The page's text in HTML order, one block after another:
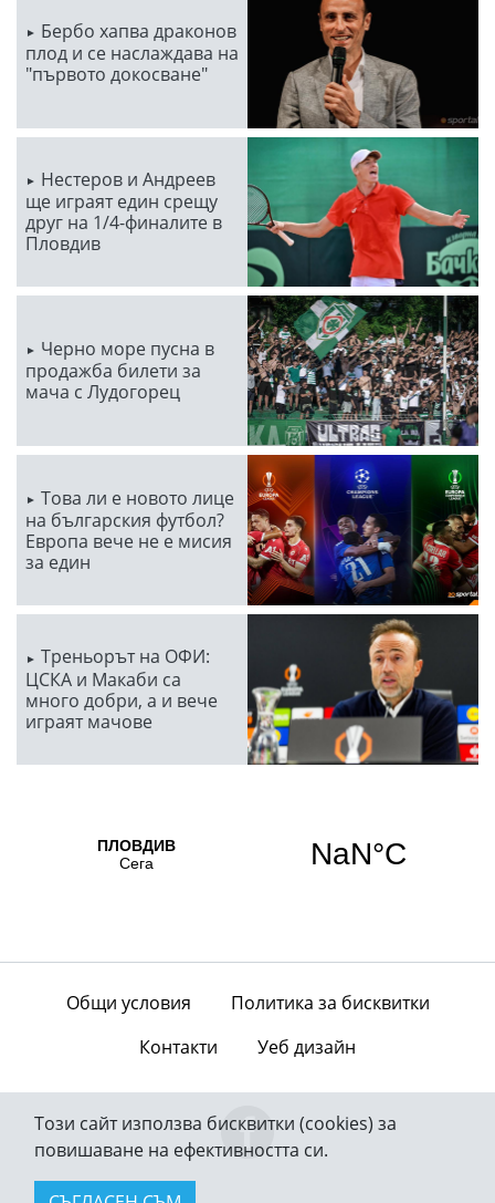
Бербо хапва драконов
плод и се наслаждава на
"първото докосване"
Нестеров и Андреев
ще играят един срещу
друг на 1/4-финалите в
Пловдив
Черно море пусна в
продажба билети за
мача с Лудогорец
Това ли е новото лице
на българския футбол?
Европа вече не е мисия
за един
Треньорът на ОФИ:
ЦСКА и Макаби са
много добри, а и вече
играят мачове
Общи условия
Политика за бисквитки
Контакти
Уеб дизайн
Този сайт използва бисквитки (cookies) за
повишаване на ефективността си.